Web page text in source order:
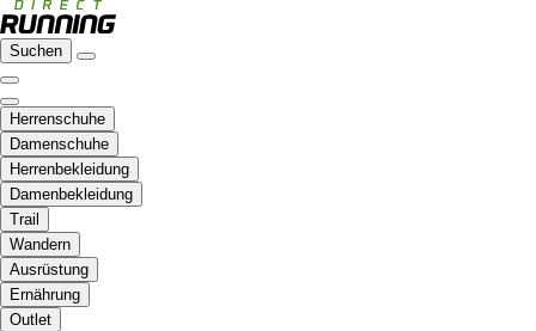
Suchen
Herrenschuhe
Damenschuhe
Herrenbekleidung
Damenbekleidung
Trail
Wandern
Ausrüstung
Ernährung
Outlet